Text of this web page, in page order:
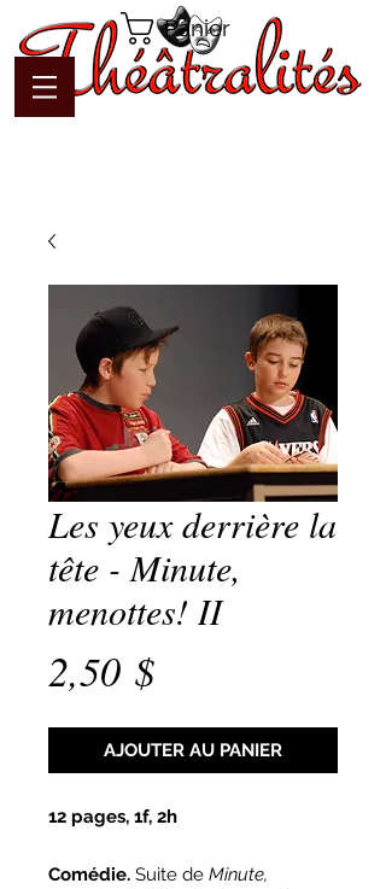
Panier
Les yeux derrière la
tête - Minute,
menottes! II
2,50 $Prix
AJOUTER AU PANIER
12 pages, 1f, 2h
Comédie. Suite de Minute,